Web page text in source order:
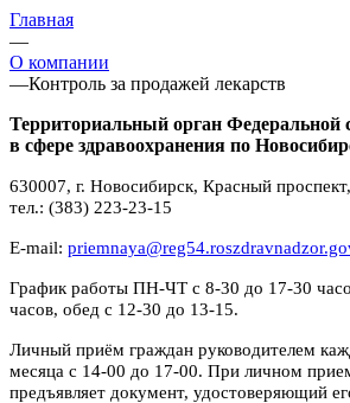
Главная
—
О компании
—Контроль за продажей лекарств
Территориальный орган Федеральной
в сфере здравоохранения по
630007, г. Новосибирск, Красный
тел.: (383) 223-23-15
E-mail:
График работы ПН-ЧТ с 8-30 до 17-30
часов, обед с 12-30 до 13-15.
Личный приём граждан руководителем
месяца с 14-00 до 17-00. При личном
предъявляет документ, удостоверяющий